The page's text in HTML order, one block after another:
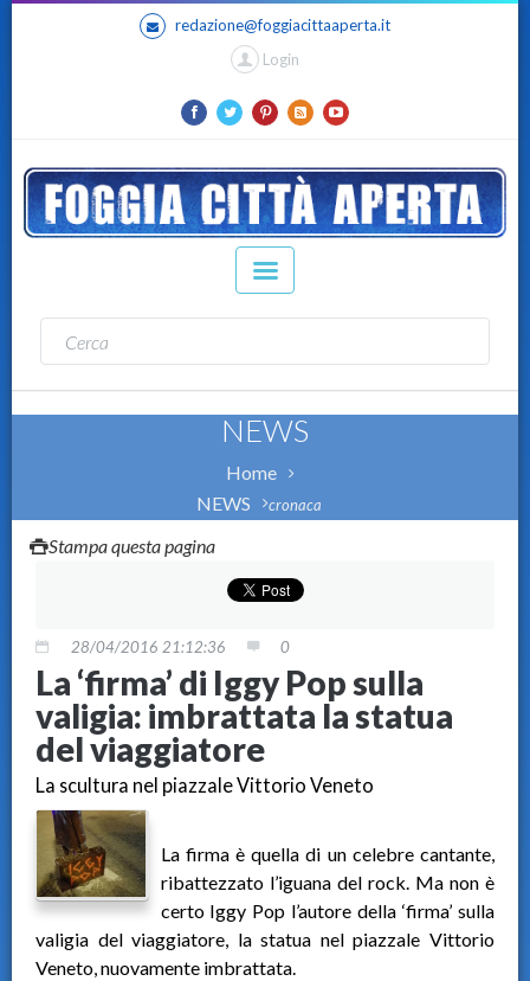
redazione@foggiacittaaperta.it
Login
NEWS
Home
NEWS
cronaca
Stampa questa pagina
28/04/2016 21:12:36 0
La ‘firma’ di Iggy Pop sulla
valigia: imbrattata la statua
del viaggiatore
La scultura nel piazzale Vittorio Veneto
La firma è quella di un celebre cantante,
ribattezzato l’iguana del rock. Ma non è
certo Iggy Pop l’autore della ‘firma’ sulla
valigia del viaggiatore, la statua nel piazzale Vittorio
Veneto, nuovamente imbrattata.